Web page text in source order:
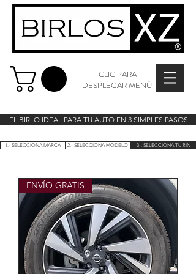
CLIC PARA
DESPLEGAR MENÚ.
EL BIRLO IDEAL PARA TU AUTO EN 3 SIMPLES PASOS
1.- SELECCIONA MARCA 2.- SELECCIONA MODELO 3-. SELECCIONA TU RIN
ENVÍO GRATIS